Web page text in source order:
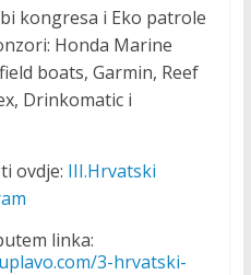
kongresa i Eko patrole
Honda Marine
boats, Garmin, Reef
Drinkomatic i
ovdje: III.Hrvatski
linka:
3-hrvatski-